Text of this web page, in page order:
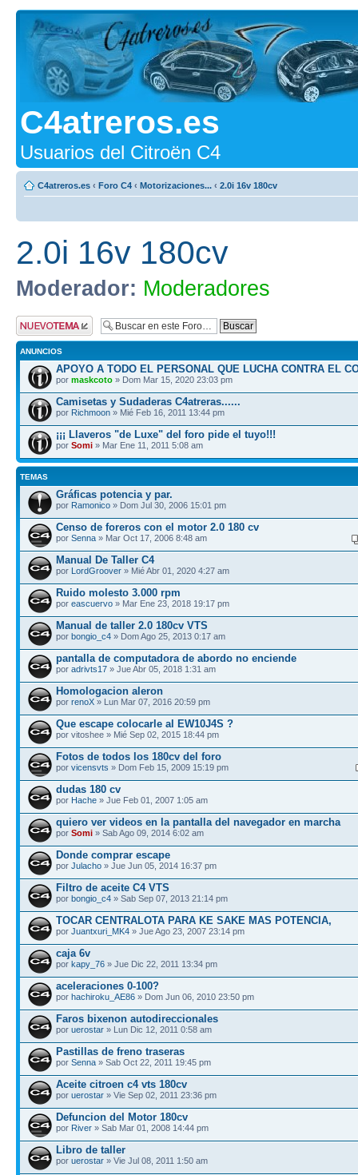
C4atreros.es
Usuarios del Citroën C4
C4atreros.es ‹ Foro C4 ‹ Motorizaciones... ‹ 2.0i 16v 180cv
2.0i 16v 180cv
Moderador: Moderadores
Publicar un nuevo
tema
ANUNCIOS
APOYO A TODO EL PERSONAL QUE LUCHA CONTRA EL
por maskcoto » Dom Mar 15, 2020 23:03 pm
Camisetas y Sudaderas C4atreras......
por Richmoon » Mié Feb 16, 2011 13:44 pm
¡¡¡ Llaveros "de Luxe" del foro pide el tuyo!!!
por Somi » Mar Ene 11, 2011 5:08 am
TEMAS
Gráficas potencia y par.
por Ramonico » Dom Jul 30, 2006 15:01 pm
Censo de foreros con el motor 2.0 180 cv
por Senna » Mar Oct 17, 2006 8:48 am
Manual De Taller C4
por LordGroover » Mié Abr 01, 2020 4:27 am
Ruido molesto 3.000 rpm
por eascuervo » Mar Ene 23, 2018 19:17 pm
Manual de taller 2.0 180cv VTS
por bongio_c4 » Dom Ago 25, 2013 0:17 am
pantalla de computadora de abordo no enciende
por adrivts17 » Jue Abr 05, 2018 1:31 am
Homologacion aleron
por renoX » Lun Mar 07, 2016 20:59 pm
Que escape colocarle al EW10J4S ?
por vitoshee » Mié Sep 02, 2015 18:44 pm
Fotos de todos los 180cv del foro
por vicensvts » Dom Feb 15, 2009 15:19 pm
dudas 180 cv
por Hache » Jue Feb 01, 2007 1:05 am
quiero ver videos en la pantalla del navegador en marcha
por Somi » Sab Ago 09, 2014 6:02 am
Donde comprar escape
por Julacho » Jue Jun 05, 2014 16:37 pm
Filtro de aceite C4 VTS
por bongio_c4 » Sab Sep 07, 2013 21:14 pm
TOCAR CENTRALOTA PARA KE SAKE MAS POTENCIA,
por Juantxuri_MK4 » Jue Ago 23, 2007 23:14 pm
caja 6v
por kapy_76 » Jue Dic 22, 2011 13:34 pm
aceleraciones 0-100?
por hachiroku_AE86 » Dom Jun 06, 2010 23:50 pm
Faros bixenon autodireccionales
por uerostar » Lun Dic 12, 2011 0:58 am
Pastillas de freno traseras
por Senna » Sab Oct 22, 2011 19:45 pm
Aceite citroen c4 vts 180cv
por uerostar » Vie Sep 02, 2011 23:36 pm
Defuncion del Motor 180cv
por River » Sab Mar 01, 2008 14:44 pm
Libro de taller
por uerostar » Vie Jul 08, 2011 1:50 am